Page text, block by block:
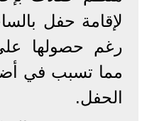
رغم حصولها
مما تسبب في
الحفل.